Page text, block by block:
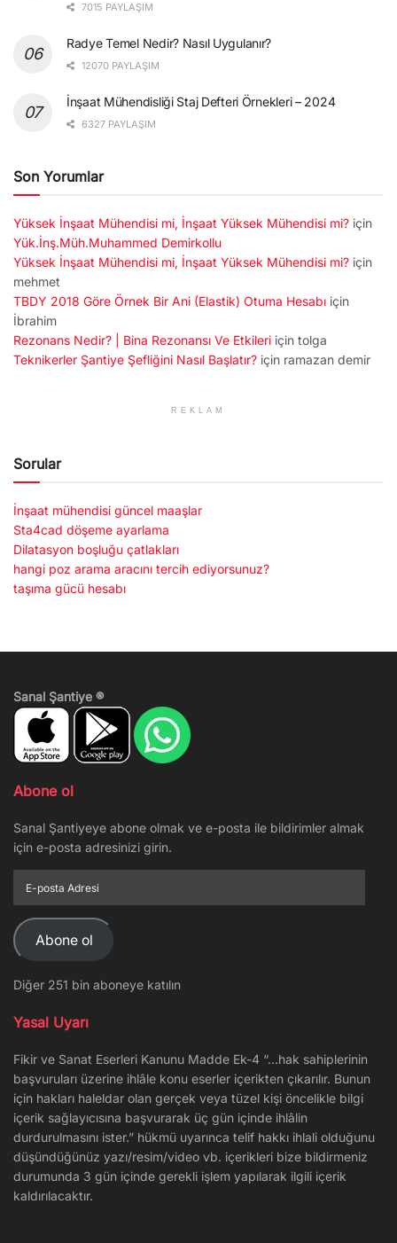
7015 PAYLAŞIM
Radye Temel Nedir? Nasıl Uygulanır?
12070 PAYLAŞIM
İnşaat Mühendisliği Staj Defteri Örnekleri – 2024
6327 PAYLAŞIM
Son Yorumlar
Yüksek İnşaat Mühendisi mi, İnşaat Yüksek Mühendisi mi? için
Yük.İnş.Müh.Muhammed Demirkollu
Yüksek İnşaat Mühendisi mi, İnşaat Yüksek Mühendisi mi? için
mehmet
TBDY 2018 Göre Örnek Bir Ani (Elastik) Otuma Hesabı için
İbrahim
Rezonans Nedir? | Bina Rezonansı Ve Etkileri için tolga
Teknikerler Şantiye Şefliğini Nasıl Başlatır? için ramazan demir
REKLAM
Sorular
İnşaat mühendisi güncel maaşlar
Sta4cad döşeme ayarlama
Dilatasyon boşluğu çatlakları
hangi poz arama aracını tercih ediyorsunuz?
taşıma gücü hesabı
Sanal Şantiye ®
Abone ol
Sanal Şantiyeye abone olmak ve e-posta ile bildirimler almak
için e-posta adresinizi girin.
posta
Adresi
Abone ol
Diğer 251 bin aboneye katılın
Yasal Uyarı
Fikir ve Sanat Eserleri Kanunu Madde Ek-4 “…hak sahiplerinin
başvuruları üzerine ihlâle konu eserler içerikten çıkarılır. Bunun
için hakları haleldar olan gerçek veya tüzel kişi öncelikle bilgi
içerik sağlayıcısına başvurarak üç gün içinde ihlâlin
durdurulmasını ister.” hükmü uyarınca telif hakkı ihlali olduğunu
düşündüğünüz yazı/resim/video vb. içerikleri bize bildirmeniz
durumunda 3 gün içinde gerekli işlem yapılarak ilgili içerik
kaldırılacaktır.